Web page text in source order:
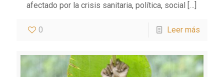
afectado por la crisis sanitaria, política, social
[…]
0 Leer más